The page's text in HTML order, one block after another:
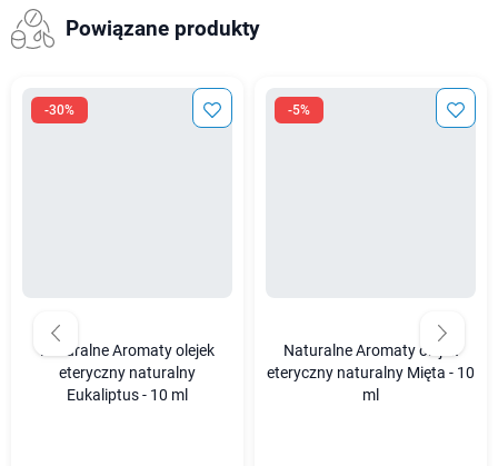
Powiązane produkty
-30%
Naturalne Aromaty olejek
eteryczny naturalny
Eukaliptus - 10 ml
-5%
Naturalne Aromaty olejek
eteryczny naturalny Mięta - 10
ml